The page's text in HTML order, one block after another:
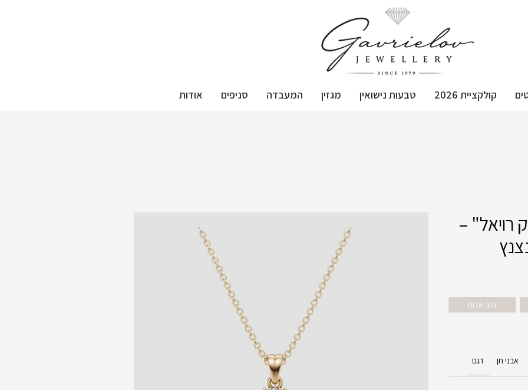
קולקציית 2026 טבעות נישואין מגזין המעבדה סניפים אודות
רויאל" –
זהב אדום
דגם אבני חן